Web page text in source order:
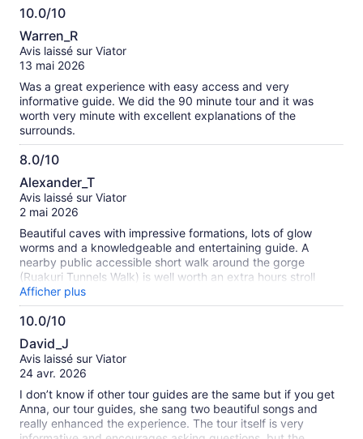
10.0/10
10.0
sur
10
Warren_R
Avis laissé sur Viator
13 mai 2026
Was a great experience with easy access and very
informative guide. We did the 90 minute tour and it was
worth very minute with excellent explanations of the
surrounds.
8.0/10
8.0
sur
10
Alexander_T
Avis laissé sur Viator
2 mai 2026
Beautiful caves with impressive formations, lots of glow
worms and a knowledgeable and entertaining guide. A
nearby public accessible short walk around the gorge
(Ruakuri Tunnels Walk) is well worth an extra hours stroll
before/after visiting the caves.
Afficher plus
10.0/10
10.0
sur
10
David_J
Avis laissé sur Viator
24 avr. 2026
I don’t know if other tour guides are the same but if you get
Anna, our tour guides, she sang two beautiful songs and
really enhanced the experience. The tour itself is very